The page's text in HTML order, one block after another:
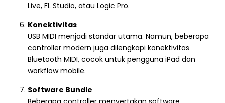
Live, FL Studio, atau Logic Pro.
Konektivitas
USB MIDI menjadi standar utama. Namun, beberapa
controller modern juga dilengkapi konektivitas
Bluetooth MIDI, cocok untuk pengguna iPad dan
workflow mobile.
Software Bundle